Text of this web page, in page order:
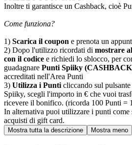
Inoltre ti garantisce un Cashback, cioè
Come funziona?
1) Scarica il coupon e prenota un
2) Dopo l'utilizzo ricordati di mostrare
con il codice e richiedi lo sblocco, per
guadagnare Punti Spiiky
accreditati nell'Area Punti
3) Utilizza i Punti cliccando sul
Spiiky, scegli l'importo in € che vuoi
ricevere il bonifico. (ricorda 100 Punti =
In alternativa puoi utilizzare i punti come
acquisti di gift card.